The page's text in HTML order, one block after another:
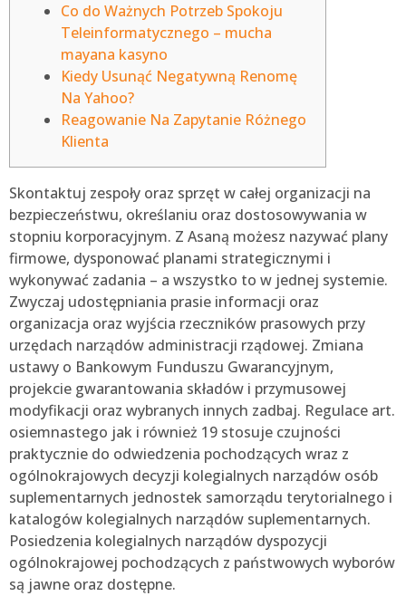
Co do Ważnych Potrzeb Spokoju
Teleinformatycznego – mucha
mayana kasyno
Kiedy Usunąć Negatywną Renomę
Na Yahoo?
Reagowanie Na Zapytanie Różnego
Klienta
Skontaktuj zespoły oraz sprzęt w całej organizacji na
bezpieczeństwu, określaniu oraz dostosowywania w
stopniu korporacyjnym. Z Asaną możesz nazywać plany
firmowe, dysponować planami strategicznymi i
wykonywać zadania – a wszystko to w jednej systemie.
Zwyczaj udostępniania prasie informacji oraz
organizacja oraz wyjścia rzeczników prasowych przy
urzędach narządów administracji rządowej. Zmiana
ustawy o Bankowym Funduszu Gwarancyjnym,
projekcie gwarantowania składów i przymusowej
modyfikacji oraz wybranych innych zadbaj. Regulace art.
osiemnastego jak i również 19 stosuje czujności
praktycznie do odwiedzenia pochodzących wraz z
ogólnokrajowych decyzji kolegialnych narządów osób
suplementarnych jednostek samorządu terytorialnego i
katalogów kolegialnych narządów suplementarnych.
Posiedzenia kolegialnych narządów dyspozycji
ogólnokrajowej pochodzących z państwowych wyborów
są jawne oraz dostępne.